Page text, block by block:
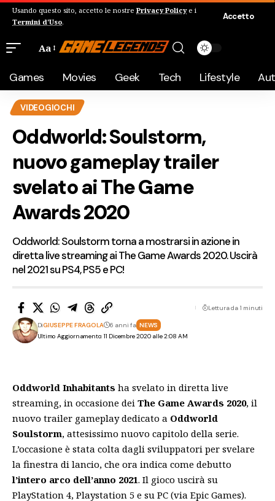
Usando questo sito, accetto le nostre Privacy Policye i
Termini d'Uso.
Accetto
Aa
Games Movies Geek Tech Lifestyle
VIDEOGIOCHI
Oddworld: Soulstorm,
nuovo gameplay trailer
svelato ai The Game
Awards 2020
Oddworld: Soulstorm torna a mostrarsi in azione in
diretta live streaming ai The Game Awards 2020. Uscirà
nel 2021 su PS4, PS5 e PC!
Ultimo Aggiornamento: 11 Dicembre 2020 alle 2:08 AM
DiGIUSEPPE FRAGOLA 6 anni fa NEWS
Lettura da 1 minuti
Oddworld Inhabitants ha svelato in diretta live
streaming, in occasione dei The Game Awards 2020, il
nuovo trailer gameplay dedicato a Oddworld
Soulstorm, attesissimo nuovo capitolo della serie.
L’occasione è stata colta dagli sviluppatori per svelare
la finestra di lancio, che ora indica come debutto
l’intero arco dell’anno 2021. Il gioco uscirà su
PlayStation 4, Playstation 5 e su PC (via Epic Games).